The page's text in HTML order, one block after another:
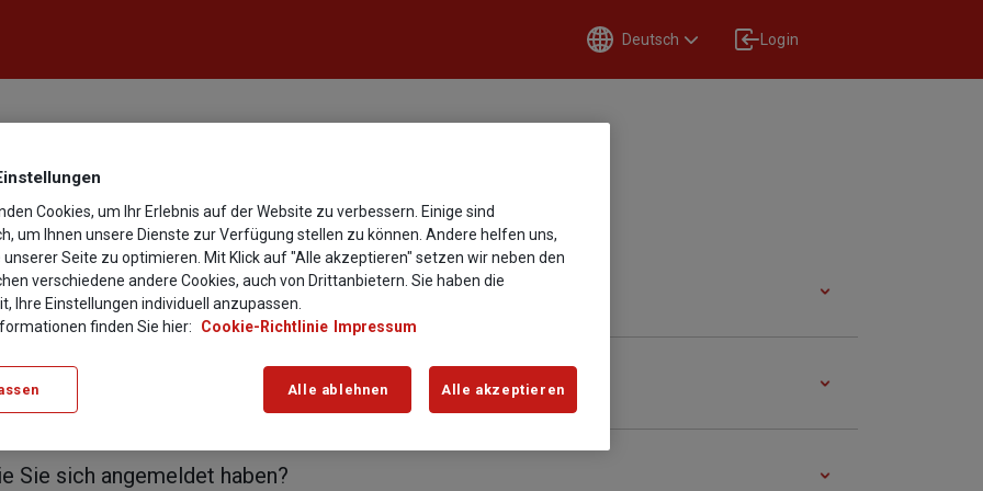
Deutsch Login
Fragen und Antworten
Sie sich angemeldet haben?
Cookies, um Ihr Erlebnis auf der Website zu verbessern. Einige sind
um Ihnen unsere Dienste zur Verfügung stellen zu können. Andere helfen uns,
unserer Seite zu optimieren. Mit Klick auf "Alle akzeptieren" setzen wir neben den
verschiedene andere Cookies, auch von Drittanbietern. Sie haben die
Ihre Einstellungen individuell anzupassen.
finden Sie hier:
Cookie-Richtlinie Impressum
Alle ablehnen Alle akzeptieren